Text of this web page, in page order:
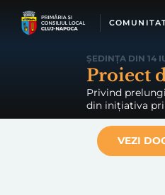
ȘEDINȚA DIN 14
Proiect
Privind
din inițiativa
VEZI